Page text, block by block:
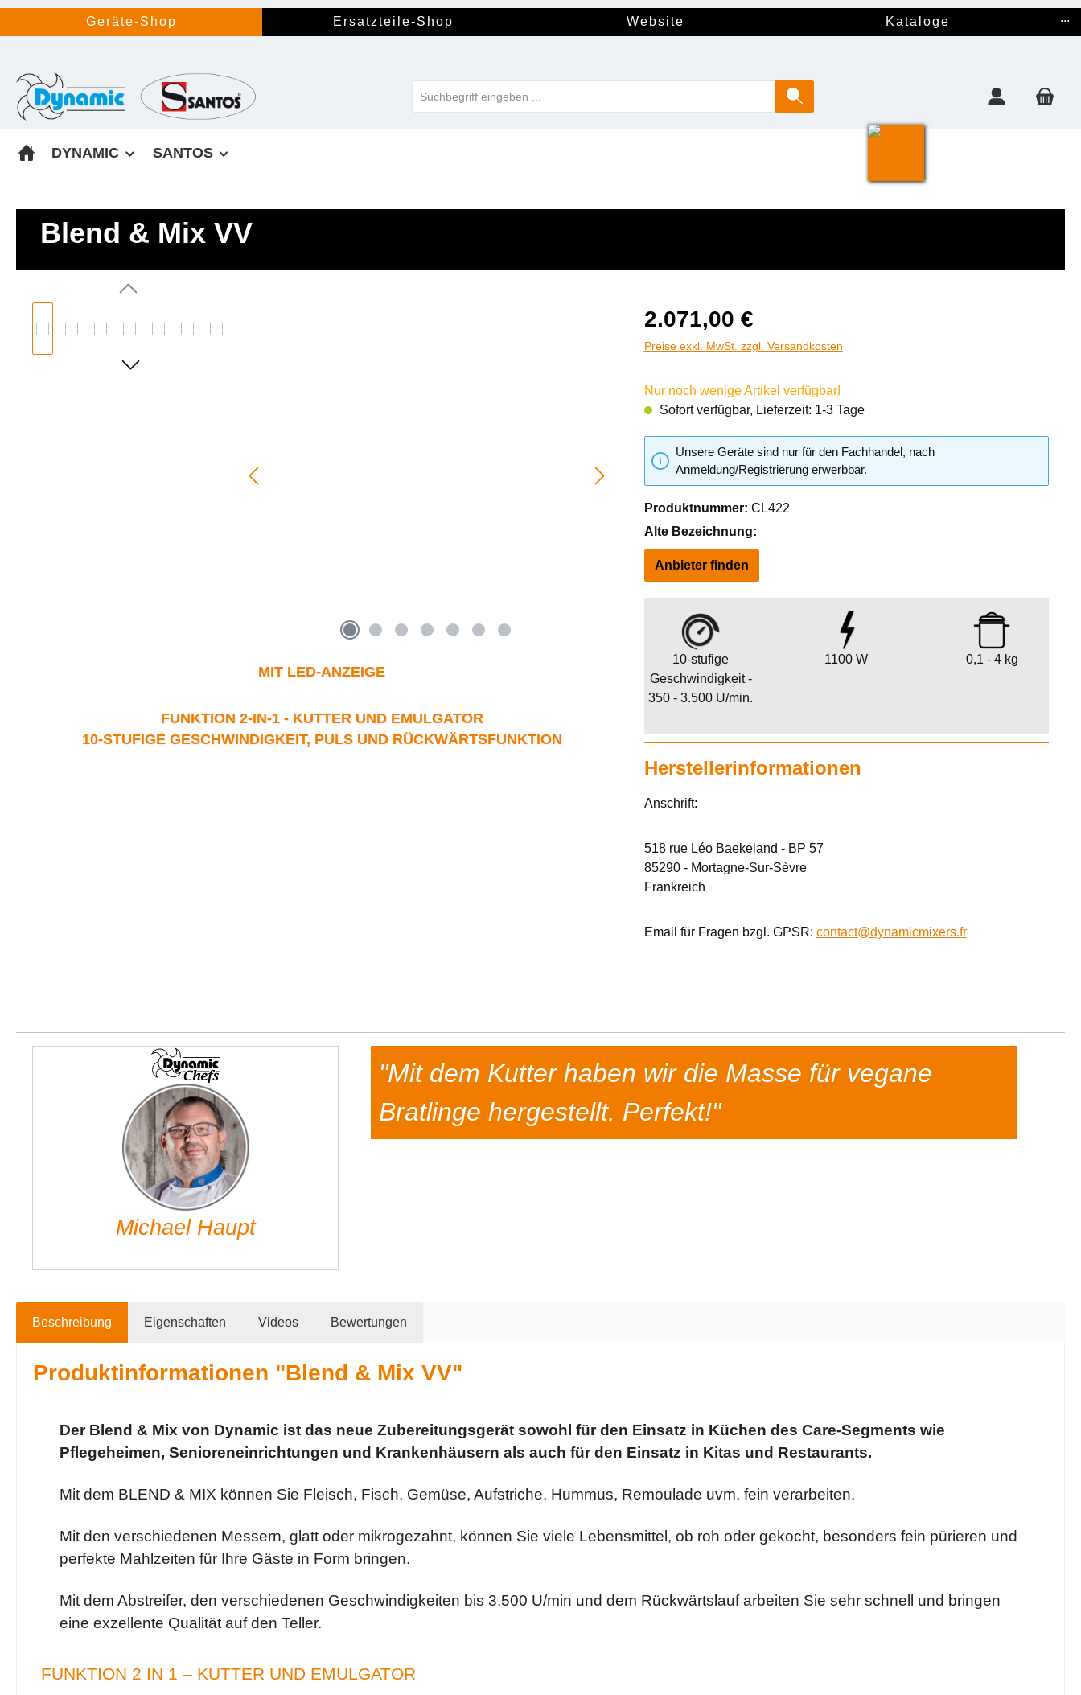
Zur Hauptnavigation springen
Geräte-Shop Ersatzteile-Shop Website Kataloge ...
DYNAMIC SANTOS
Blend & Mix VV
MIT LED-ANZEIGE
FUNKTION 2-IN-1 - KUTTER UND EMULGATOR
10-STUFIGE GESCHWINDIGKEIT, PULS UND RÜCKWÄRTSFUNKTION
2.071,00 €
Preise exkl. MwSt. zzgl. Versandkosten
Nur noch wenige Artikel verfügbar!
Sofort verfügbar, Lieferzeit: 1-3 Tage
Unsere Geräte sind nur für den Fachhandel, nach
Anmeldung/Registrierung erwerbbar.
Produktnummer: CL422
Alte Bezeichnung:
Anbieter finden
10-stufige
Geschwindigkeit -
350 - 3.500 U/min.
1100 W 0,1 - 4 kg
Herstellerinformationen
Anschrift:
518 rue Léo Baekeland - BP 57
85290 - Mortagne-Sur-Sèvre
Frankreich
Email für Fragen bzgl. GPSR: contact@dynamicmixers.fr
Michael Haupt
"Mit dem Kutter haben wir die Masse für vegane
Bratlinge hergestellt. Perfekt!"
Beschreibung Eigenschaften Videos Bewertungen
Produktinformationen "Blend & Mix VV"
Der Blend & Mix von Dynamic ist das neue Zubereitungsgerät sowohl für den Einsatz in Küchen des Care-Segments wie
Pflegeheimen, Senioreneinrichtungen und Krankenhäusern als auch für den Einsatz in Kitas und Restaurants.
Mit dem BLEND & MIX können Sie Fleisch, Fisch, Gemüse, Aufstriche, Hummus, Remoulade uvm. fein verarbeiten.
Mit den verschiedenen Messern, glatt oder mikrogezahnt, können Sie viele Lebensmittel, ob roh oder gekocht, besonders fein pürieren und
perfekte Mahlzeiten für Ihre Gäste in Form bringen.
Mit dem Abstreifer, den verschiedenen Geschwindigkeiten bis 3.500 U/min und dem Rückwärtslauf arbeiten Sie sehr schnell und bringen
eine exzellente Qualität auf den Teller.
FUNKTION 2 IN 1 – KUTTER UND EMULGATOR